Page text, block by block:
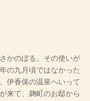
かのぼる。その使いが
の九月頃ではなかった
伊香保の温泉へいって
来て、麹町のお邸から